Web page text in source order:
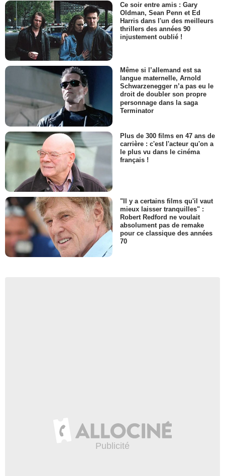
Ce soir entre amis : Gary
Oldman, Sean Penn et Ed
Harris dans l'un des meilleurs
thrillers des années 90
injustement oublié !
Même si l’allemand est sa
langue maternelle, Arnold
Schwarzenegger n’a pas eu le
droit de doubler son propre
personnage dans la saga
Terminator
Plus de 300 films en 47 ans de
carrière : c'est l'acteur qu'on a
le plus vu dans le cinéma
français !
"Il y a certains films qu'il vaut
mieux laisser tranquilles" :
Robert Redford ne voulait
absolument pas de remake
pour ce classique des années
70